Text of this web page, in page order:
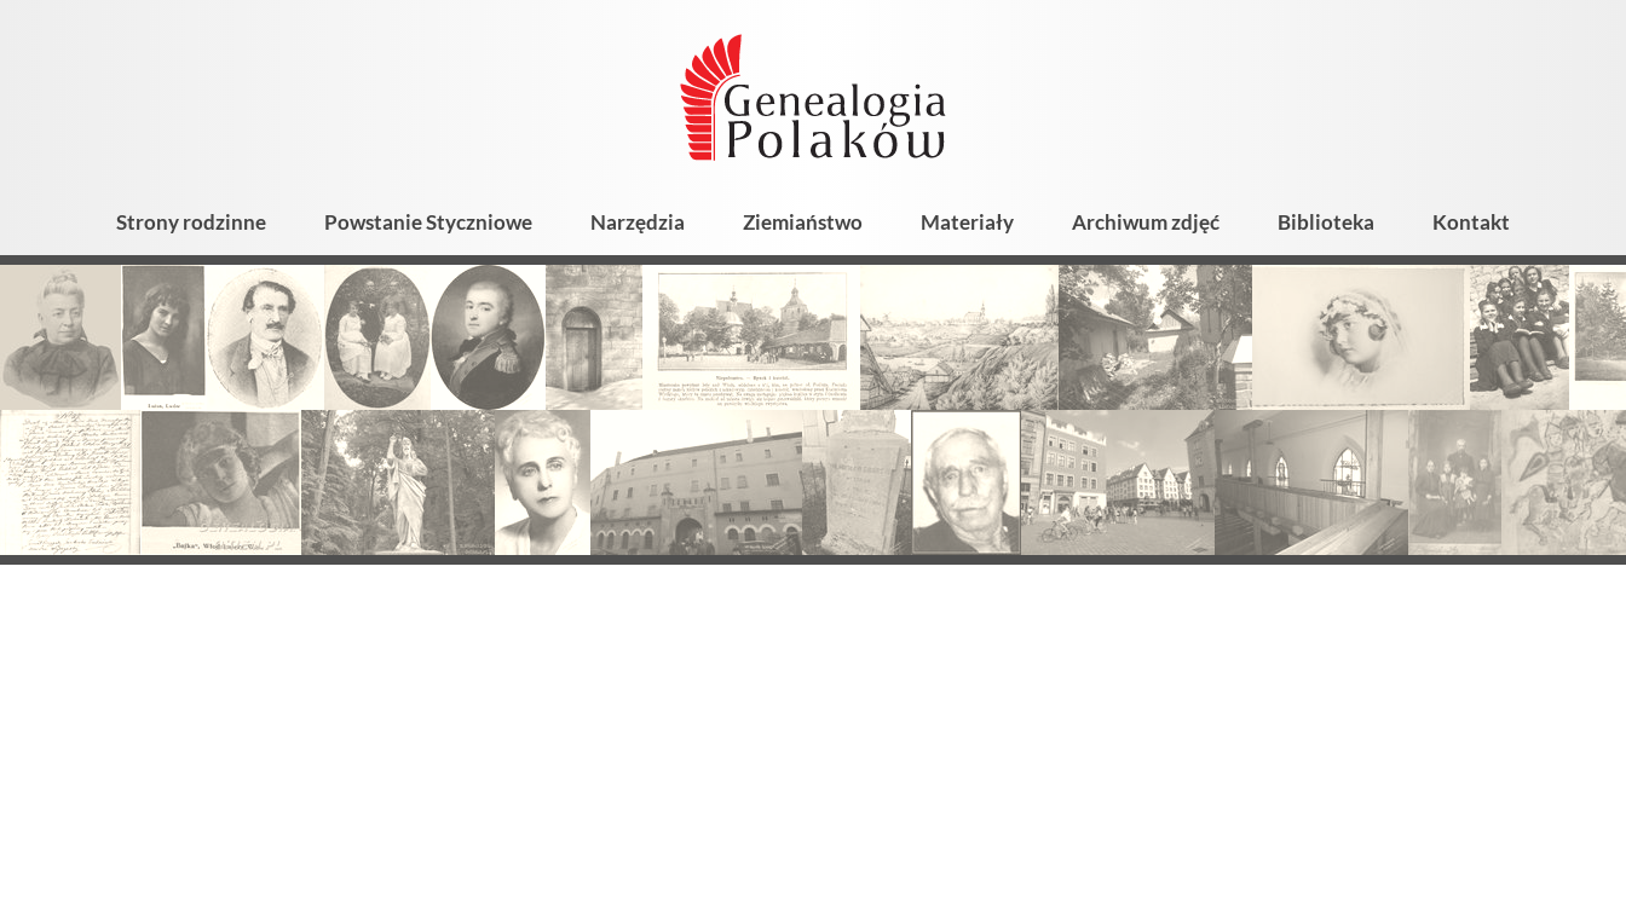
Strony rodzinne Powstanie Styczniowe Narzędzia Ziemiaństwo Materiały Archiwum zdjęć Biblioteka Kontakt